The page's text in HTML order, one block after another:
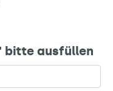
bitte ausfüllen